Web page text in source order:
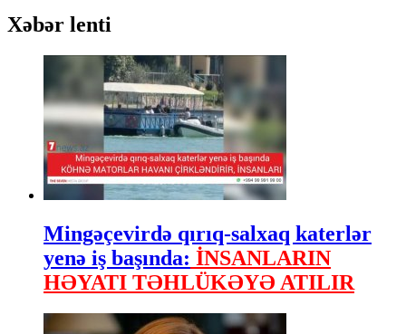
Xəbər lenti
Mingəçevirdə qırıq-salxaq katerlər
yenə iş başında: İNSANLARIN
HƏYATI TƏHLÜKƏYƏ ATILIR